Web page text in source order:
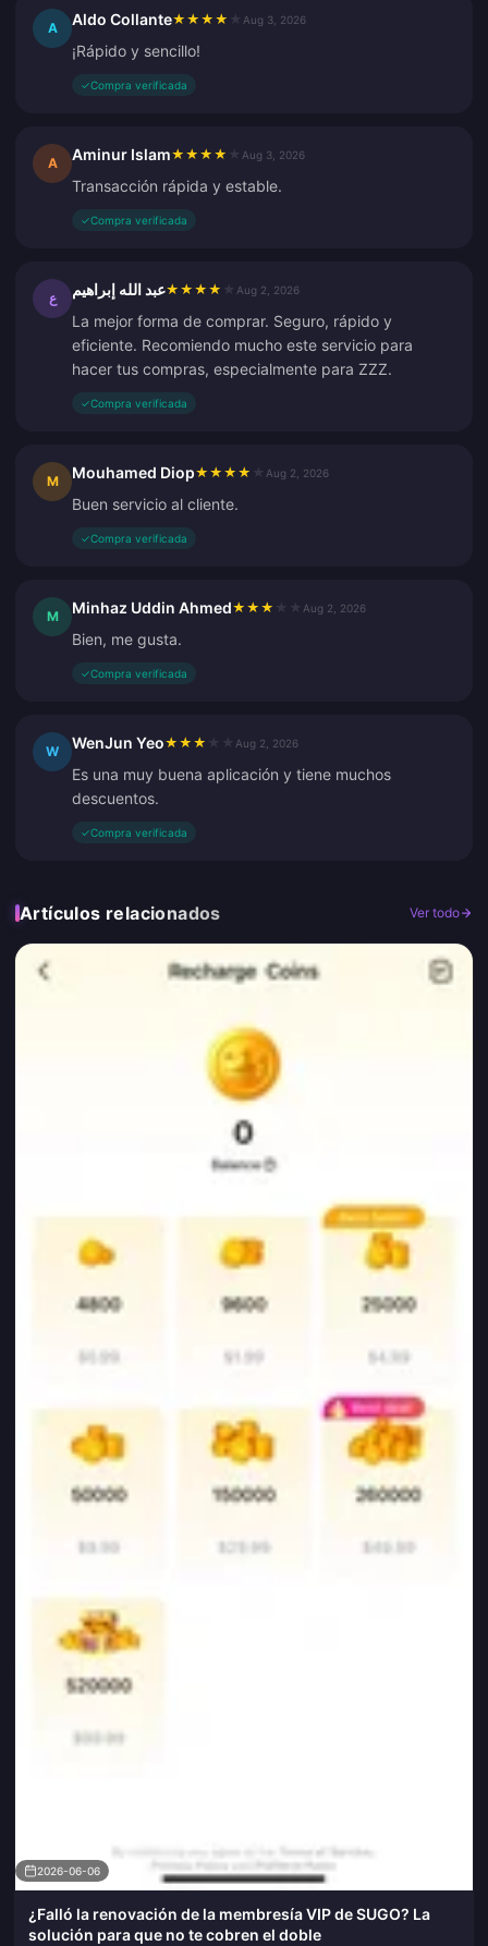
A Aldo Collante★ ★ ★ ★ Aug 3, 2026
¡Rápido y sencillo!
✓Compra verificada
A Aminur Islam★ ★ ★ ★ Aug 3, 2026
Transacción rápida y estable.
✓Compra verificada
ع عبد الله إبراهيم★ ★ ★ ★ Aug 2, 2026
La mejor forma de comprar. Seguro, rápido y
eficiente. Recomiendo mucho este servicio para
hacer tus compras, especialmente para ZZZ.
✓Compra verificada
M Mouhamed Diop★ ★ ★ ★ Aug 2, 2026
Buen servicio al cliente.
✓Compra verificada
M Minhaz Uddin Ahmed★ ★ ★ Aug 2, 2026
Bien, me gusta.
✓Compra verificada
W WenJun Yeo★ ★ ★ Aug 2, 2026
Es una muy buena aplicación y tiene muchos
descuentos.
✓Compra verificada
Artículos relacionados Ver todo
2026-06-06
¿Falló la renovación de la membresía VIP de SUGO? La
solución para que no te cobren el doble